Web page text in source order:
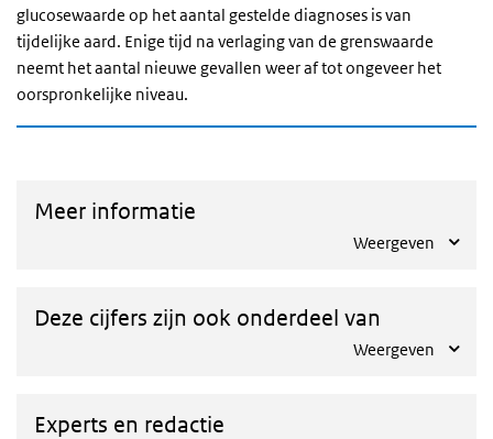
glucosewaarde op het aantal gestelde diagnoses is van
tijdelijke aard. Enige tijd na verlaging van de grenswaarde
neemt het aantal nieuwe gevallen weer af tot ongeveer het
oorspronkelijke niveau.
Meer informatie
Weergeven
Deze cijfers zijn ook onderdeel van
Weergeven
Experts en redactie